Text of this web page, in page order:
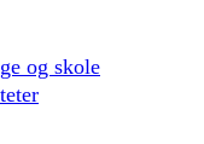
og skole